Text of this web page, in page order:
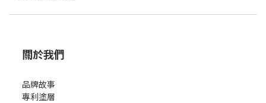
關於我們
品牌故事
專利塗層